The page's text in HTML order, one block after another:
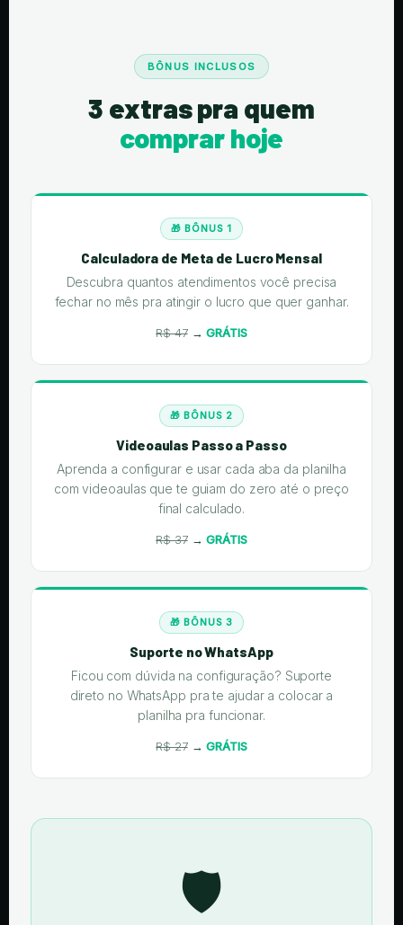
BÔNUS INCLUSOS
3 extras pra quem
comprar hoje
🎁 BÔNUS 1
Calculadora de Meta de Lucro Mensal
Descubra quantos atendimentos você precisa
fechar no mês pra atingir o lucro que quer ganhar.
R$ 47→GRÁTIS
🎁 BÔNUS 2
Videoaulas Passo a Passo
Aprenda a configurar e usar cada aba da planilha
com videoaulas que te guiam do zero até o preço
final calculado.
R$ 37→GRÁTIS
🎁 BÔNUS 3
Suporte no WhatsApp
Ficou com dúvida na configuração? Suporte
direto no WhatsApp pra te ajudar a colocar a
planilha pra funcionar.
R$ 27→GRÁTIS
🛡️